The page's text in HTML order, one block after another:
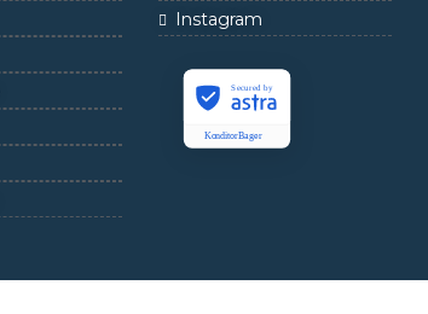
Instagram
KonditorBager
Secured by